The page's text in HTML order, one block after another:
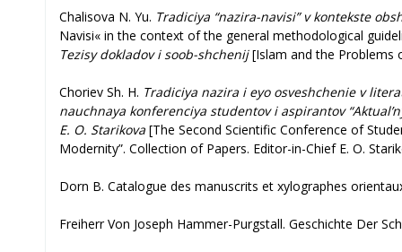
Chalisova N. Yu. Tradiciya “nazira-navisi” v kontekste
Navisi» in the context of the general methodological
Tezisy dokladov i soob-shchenij[Islam and the Problems
Choriev Sh. H. Tradiciya nazira i eyo osveshchenie v
nauchnaya konferenciya studentov i aspirantov
E. O. Starikova [The Second Scientific Conference of
Modernity”. Collection of Papers. Editor-in-Chief E. O.
Dorn B. Catalogue des manuscrits et xylographes
Freiherr Von Joseph Hammer-Purgstall. Geschichte Der